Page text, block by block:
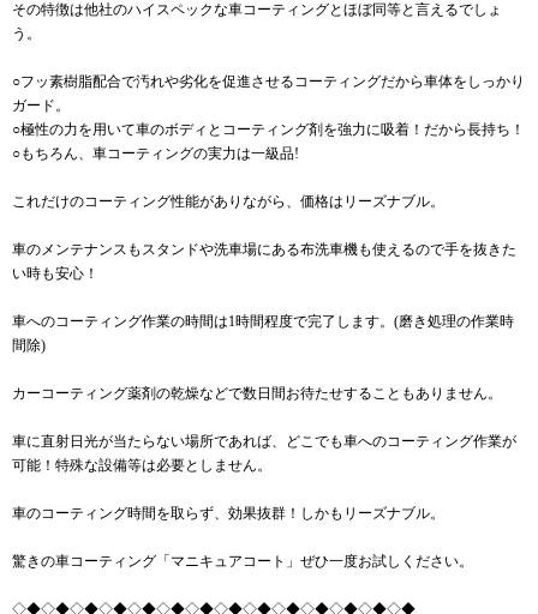
その特徴は他社のハイスペックな車コーティングとほぼ同等と言えるでしょ
う。
○フッ素樹脂配合で汚れや劣化を促進させるコーティングだから車体をしっかり
ガード。
○極性の力を用いて車のボディとコーティング剤を強力に吸着！だから長持ち！
○もちろん、車コーティングの実力は一級品!
これだけのコーティング性能がありながら、価格はリーズナブル。
車のメンテナンスもスタンドや洗車場にある布洗車機も使えるので手を抜きた
い時も安心！
車へのコーティング作業の時間は1時間程度で完了します。(磨き処理の作業時
間除)
カーコーティング薬剤の乾燥などで数日間お待たせすることもありません。
車に直射日光が当たらない場所であれば、どこでも車へのコーティング作業が
可能！特殊な設備等は必要としません。
車のコーティング時間を取らず、効果抜群！しかもリーズナブル。
驚きの車コーティング「マニキュアコート」ぜひ一度お試しください。
◇◆◇◆◇◆◇◆◇◆◇◆◇◆◇◆◇◆◇◆◇◆◇◆◇◆◇◆